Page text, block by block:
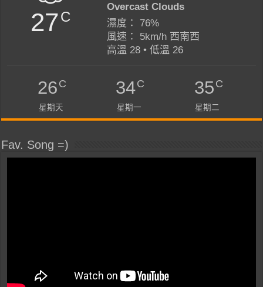
27C
Overcast Clouds
濕度： 76%
風速： 5km/h 西南西
高溫 28 • 低溫 26
26C
星期天
34C
星期一
35C
星期二
Fav. Song =)